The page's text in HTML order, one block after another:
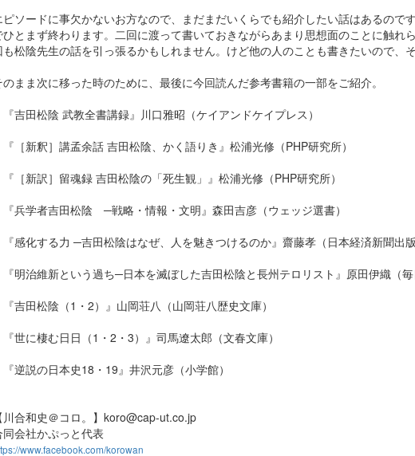
ピソードに事欠かないお方なので、まだまだいくらでも紹介したい話はあるので
ひとまず終わります。二回に渡って書いておきながらあまり思想面のことに触れ
も松陰先生の話を引っ張るかもしれません。けど他の人のことも書きたいので、
のまま次に移った時のために、最後に今回読んだ参考書籍の一部をご紹介。
『吉田松陰 武教全書講録』川口雅昭（ケイアンドケイプレス）
『［新釈］講孟余話 吉田松陰、かく語りき』松浦光修（PHP研究所）
『［新訳］留魂録 吉田松陰の「死生観」』松浦光修（PHP研究所）
『兵学者吉田松陰 ─戦略・情報・文明』森田吉彦（ウェッジ選書）
『感化する力 ─吉田松陰はなぜ、人を魅きつけるのか』齋藤孝（日本経済新聞出版
『明治維新という過ち─日本を滅ぼした吉田松陰と長州テロリスト』原田伊織（毎
『吉田松陰（1・2）』山岡荘八（山岡荘八歴史文庫）
『世に棲む日日（1・2・3）』司馬遼太郎（文春文庫）
『逆説の日本史18・19』井沢元彦（小学館）
川合和史＠コロ。】koro@cap-ut.co.jp
同会社かぷっと代表
www.facebook.com/korowan